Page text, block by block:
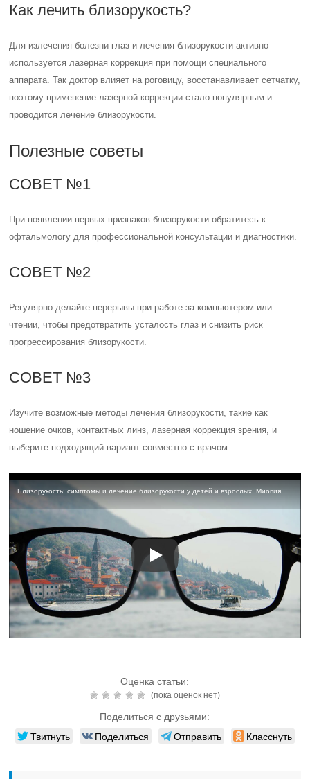
Как лечить близорукость?
Для излечения болезни глаз и лечения близорукости активно
используется лазерная коррекция при помощи специального
аппарата. Так доктор влияет на роговицу, восстанавливает сетчатку,
поэтому применение лазерной коррекции стало популярным и
проводится лечение близорукости.
Полезные советы
СОВЕТ №1
При появлении первых признаков близорукости обратитесь к
офтальмологу для профессиональной консультации и диагностики.
СОВЕТ №2
Регулярно делайте перерывы при работе за компьютером или
чтении, чтобы предотвратить усталость глаз и снизить риск
прогрессирования близорукости.
СОВЕТ №3
Изучите возможные методы лечения близорукости, такие как
ношение очков, контактных линз, лазерная коррекция зрения, и
выберите подходящий вариант совместно с врачом.
Оценка статьи:
(пока оценок нет)
Поделиться с друзьями:
Твитнуть Поделиться Отправить Класснуть